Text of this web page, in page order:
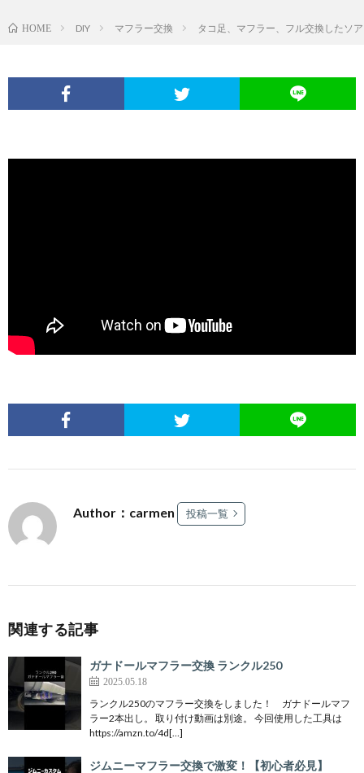
HOME DIY マフラー交換 タコ足、マフラー、フル交換したソ
Author：carmen 投稿一覧
関連する記事
ガナドールマフラー交換 ランクル250
2025.05.18
ランクル250のマフラー交換をしました！ ガナドールマフ
ラー2本出し。 取り付け動画は別途。 今回使用した工具は
https://amzn.to/4d[…]
ジムニーマフラー交換で激変！【初心者必見】